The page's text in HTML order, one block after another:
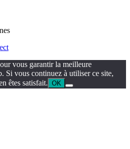
vous garantir la meilleure
Si vous continuez à utiliser ce site,
êtes satisfait. OK